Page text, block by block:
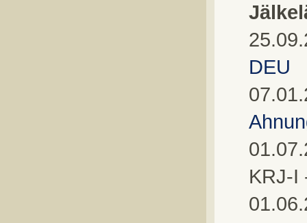
DEU
KRJ-